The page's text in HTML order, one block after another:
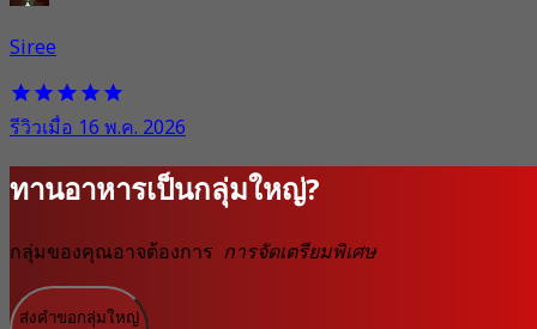
Siree
รีวิวเมื่อ 16 พ.ค. 2026
ทานอาหารเป็นกลุ่มใหญ่?
กลุ่มของคุณอาจต้องการ การจัดเตรียมพิเศษ
ส่งคำขอกลุ่มใหญ่